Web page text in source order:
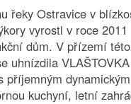
řeky Ostravice v
vyrostl v roce 2011
dům. V přízemí této
uhnízdila
příjemným dynamickým
kuchyní, letní